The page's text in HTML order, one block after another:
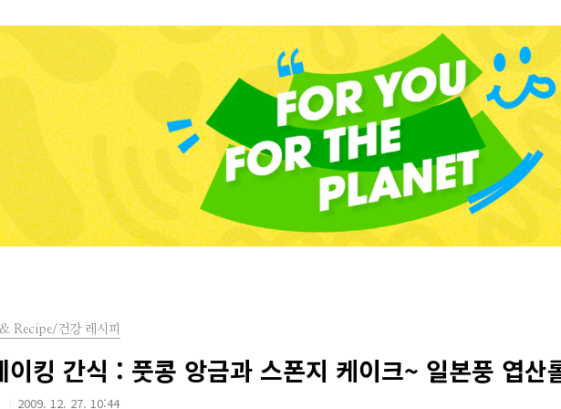
Recipe/건강 레시피
이킹 간식 : 풋콩 앙금과 스폰지 케이크~ 일본풍 엽산
2009. 12. 27. 10:44